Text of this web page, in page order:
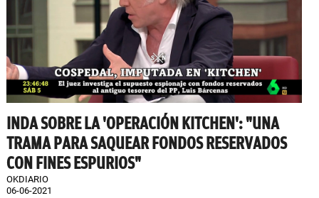
INDA SOBRE LA 'OPERACIÓN KITCHEN': "UNA
TRAMA PARA SAQUEAR FONDOS RESERVADOS
CON FINES ESPURIOS"
OKDIARIO
06-06-2021